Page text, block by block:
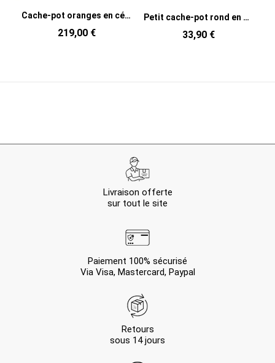
Cache-pot oranges en céramique orange 36,5 x 36,5 x 29 cm Juicy
219,00 €
Petit cache-pot rond en céramique blanche 14 x 14 x 13,5 cm Zacht
33,90 €
Livraison offerte
sur tout le site
Paiement 100% sécurisé
Via Visa, Mastercard, Paypal
Retours
sous 14 jours